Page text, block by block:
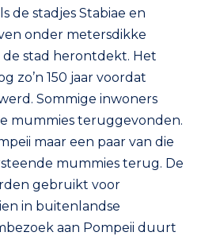
de stadjes Stabiae en
onder metersdikke
de stad herontdekt. Het
zo’n 150 jaar voordat
Sommige inwoners
mummies teruggevonden.
maar een paar van die
mummies terug. De
gebruikt voor
in buitenlandse
aan Pompeii duurt